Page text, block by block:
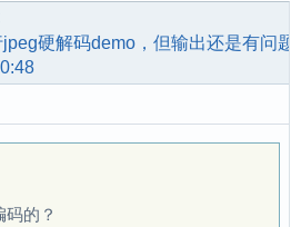
硬解码demo，但输出还是有问题
的？